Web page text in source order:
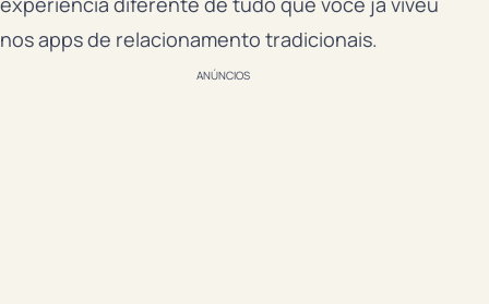
nos apps de relacionamento tradicionais.
ANÚNCIOS